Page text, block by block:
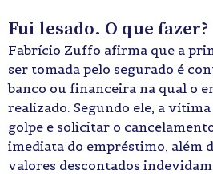
Fui lesado. O que fazer?
Fabrício Zuffo afirma que a
ser tomada pelo segurado é
banco ou financeira na qual o
realizado. Segundo ele, a
golpe e solicitar o
imediata do empréstimo, além
valores descontados